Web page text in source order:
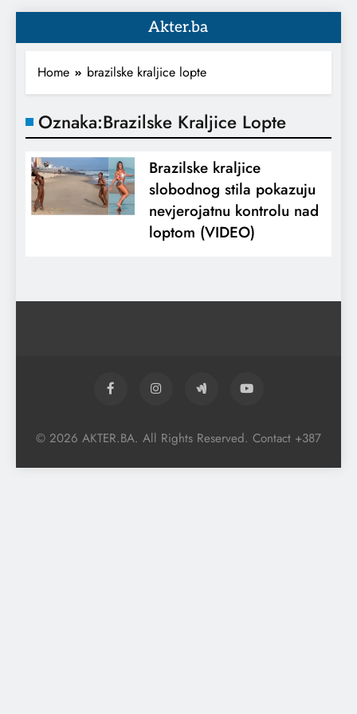
Akter.ba
Home brazilske kraljice lopte
Oznaka:Brazilske Kraljice Lopte
Brazilske kraljice
slobodnog stila pokazuju
nevjerojatnu kontrolu nad
loptom (VIDEO)
© 2026 AKTER.BA. All Rights Reserved. Contact +387